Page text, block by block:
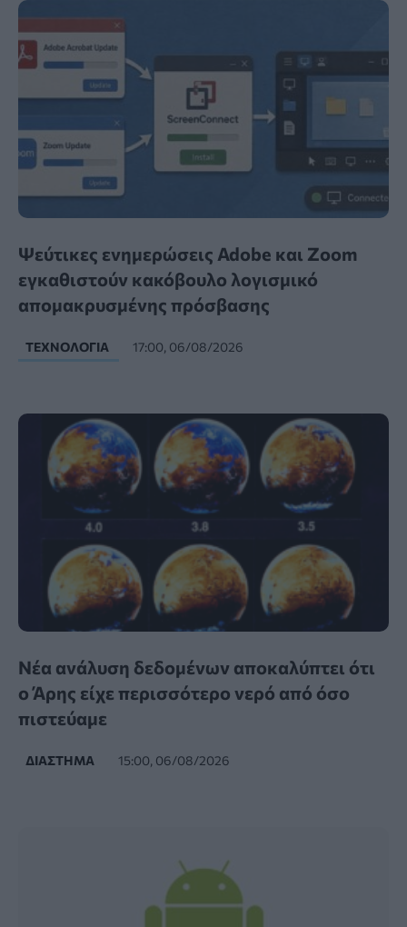
Ψεύτικες ενημερώσεις Adobe και Zoom
εγκαθιστούν κακόβουλο λογισμικό
απομακρυσμένης πρόσβασης
ΤΕΧΝΟΛΟΓΊΑ 17:00, 06/08/2026
Νέα ανάλυση δεδομένων αποκαλύπτει ότι
ο Άρης είχε περισσότερο νερό από όσο
πιστεύαμε
ΔΙΆΣΤΗΜΑ 15:00, 06/08/2026